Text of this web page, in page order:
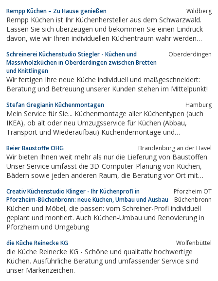
Rempp Küchen – Zu Hause genießen Wildberg
Rempp Küchen ist Ihr Küchenhersteller aus dem Schwarzwald.
Lassen Sie sich überzeugen und bekommen Sie einen Eindruck
davon, wie wir Ihren individuellen Küchentraum wahr werden
Schreinerei Küchenstudio Stiegler - Küchen und
Massivholzküchen in Oberderdingen zwischen Bretten
und Knittlingen
Oberderdingen
Wir fertigen Ihre neue Küche individuell und maßgeschneidert:
Beratung und Betreuung unserer Kunden stehen im Mittelpunkt!
Stefan Gregianin Küchenmontagen Hamburg
Mein Service für Sie... Küchenmontage aller Küchentypen (auch
IKEA), ob alt oder neu Umzugsservice für Küchen (Abbau,
Transport und Wiederaufbau) Küchendemontage und
Teilerneuerungen bzw. Küchenmodernisierung Elektrogeräte aller
Marken und Hersteller Spülen und...
Beier Baustoffe OHG Brandenburg an der Havel
Wir bieten Ihnen weit mehr als nur die Lieferung von Baustoffen.
Unser Service umfasst die 3D-Computer-Planung von Küchen,
Bädern sowie jeden anderen Raum, die Beratung vor Ort mit
bis hin zur Betreuung und Koordination der Handwerker- und
Montageteams. So ersparen...
Creativ Küchenstudio Klinger - Ihr Küchenprofi in
Pforzheim-Büchenbronn: neue Küchen, Umbau und Ausbau
Pforzheim OT
Büchenbronn
Küchen und Möbel, die passen: vom Schreiner-Profi individuell
geplant und montiert. Auch Küchen-Umbau und Renovierung in
Pforzheim und Umgebung
die Küche Reinecke KG Wolfenbüttel
die Küche Reinecke KG - Schöne und qualitativ hochwertige
Küchen. Ausführliche Beratung und umfassender Service sind
unser Markenzeichen.